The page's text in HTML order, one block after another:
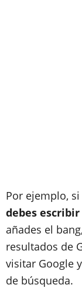
Por ejemplo,
debes
añades el
resultados de
visitar Google
de búsqueda.